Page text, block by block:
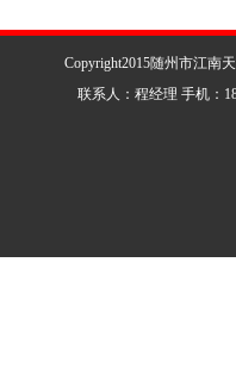
Copyright2015随州市江南
联系人：程经理 手机：